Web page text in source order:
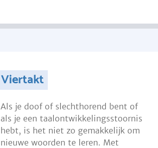
Viertakt
Als je doof of slechthorend bent of
als je een taalontwikkelingsstoornis
hebt, is het niet zo gemakkelijk om
nieuwe woorden te leren. Met